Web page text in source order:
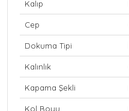
Kalıp
Cep
Dokuma Tipi
Kalınlık
Kapama Şekli
Kol Boyu